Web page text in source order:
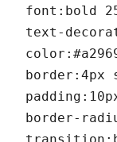
font:bold
text-
border:4px
border-